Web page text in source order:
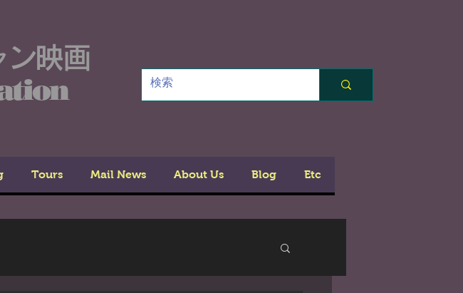
ン映画
Tours Mail News About Us Blog Etc